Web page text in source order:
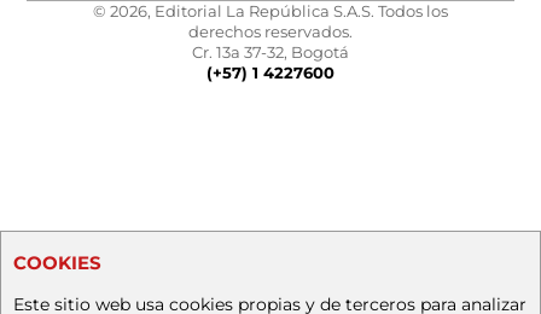
© 2026, Editorial La República S.A.S. Todos los
derechos reservados.
Cr. 13a 37-32, Bogotá
(+57) 1 4227600
COOKIES
Este sitio web usa cookies propias y de terceros para analizar